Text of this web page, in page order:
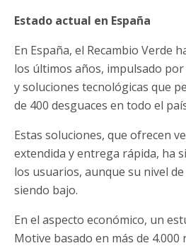
Estado actual en España
En España, el Recambio Verde
los últimos años, impulsado
y soluciones tecnológicas que
de 400 desguaces en todo el
Estas soluciones, que ofrecen
extendida y entrega rápida, ha
los usuarios, aunque su nivel
siendo bajo.
En el aspecto económico, un
Motive basado en más de